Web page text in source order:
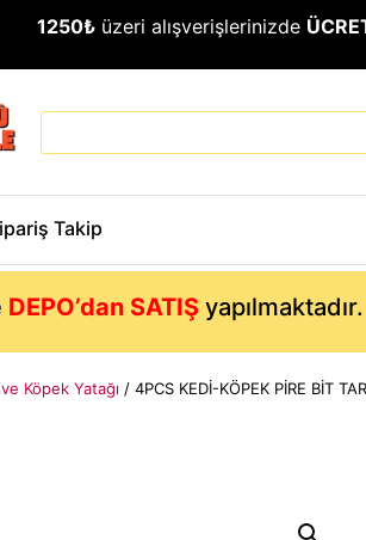
1250₺ üzeri alışverişlerinizde
Takip
DEPO’dan SATIŞ
Köpek Yatağı / 4PCS KEDİ-KÖPEK PİRE BİT